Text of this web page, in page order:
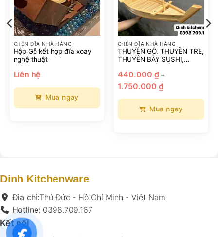
CHÉN ĐĨA NHÀ HÀNG
Hộp Gỗ kết hợp đĩa xoay
nghệ thuật
Liên hệ
Mua ngay
thể.
Các
tùy
có
thể
được
CHÉN ĐĨA NHÀ HÀNG
THUYỀN GỖ, THUYỀN TRE,
THUYỀN BÀY SUSHI,
CÁCH NHẬT
440.000 ₫ –
1.750.000 ₫Khoảng
giá:
đến
1.750.000 ₫
Mua ngay
Các
₫
Dinh Kitchenware
Địa chỉ:Thủ Đức - Hồ Chí Minh - Việt Nam
Hotline: 0398.709.167
Kết nối